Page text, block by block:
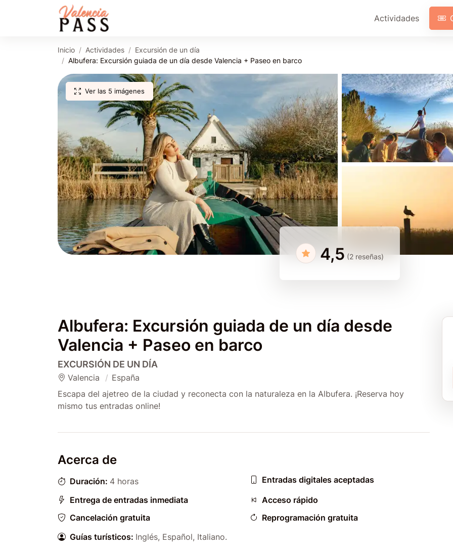
Actividades
Inicio Actividades
Excursión de un día
Albufera: Excursión guiada de un día desde Valencia + Paseo en barco
Ver las 5 imágenes
4,5 (2 reseñas)
Albufera: Excursión guiada de un día desde
Valencia + Paseo en barco
EXCURSIÓN DE UN DÍA
Valencia
España
Escapa del ajetreo de la ciudad y reconecta con la naturaleza en la Albufera. ¡Reserva hoy
mismo tus entradas online!
Acerca de
Duración: 4 horas
Entradas digitales aceptadas
Entrega de entradas inmediata
Acceso rápido
Cancelación gratuita
Reprogramación gratuita
Guías turísticos: Inglés, Español, Italiano.